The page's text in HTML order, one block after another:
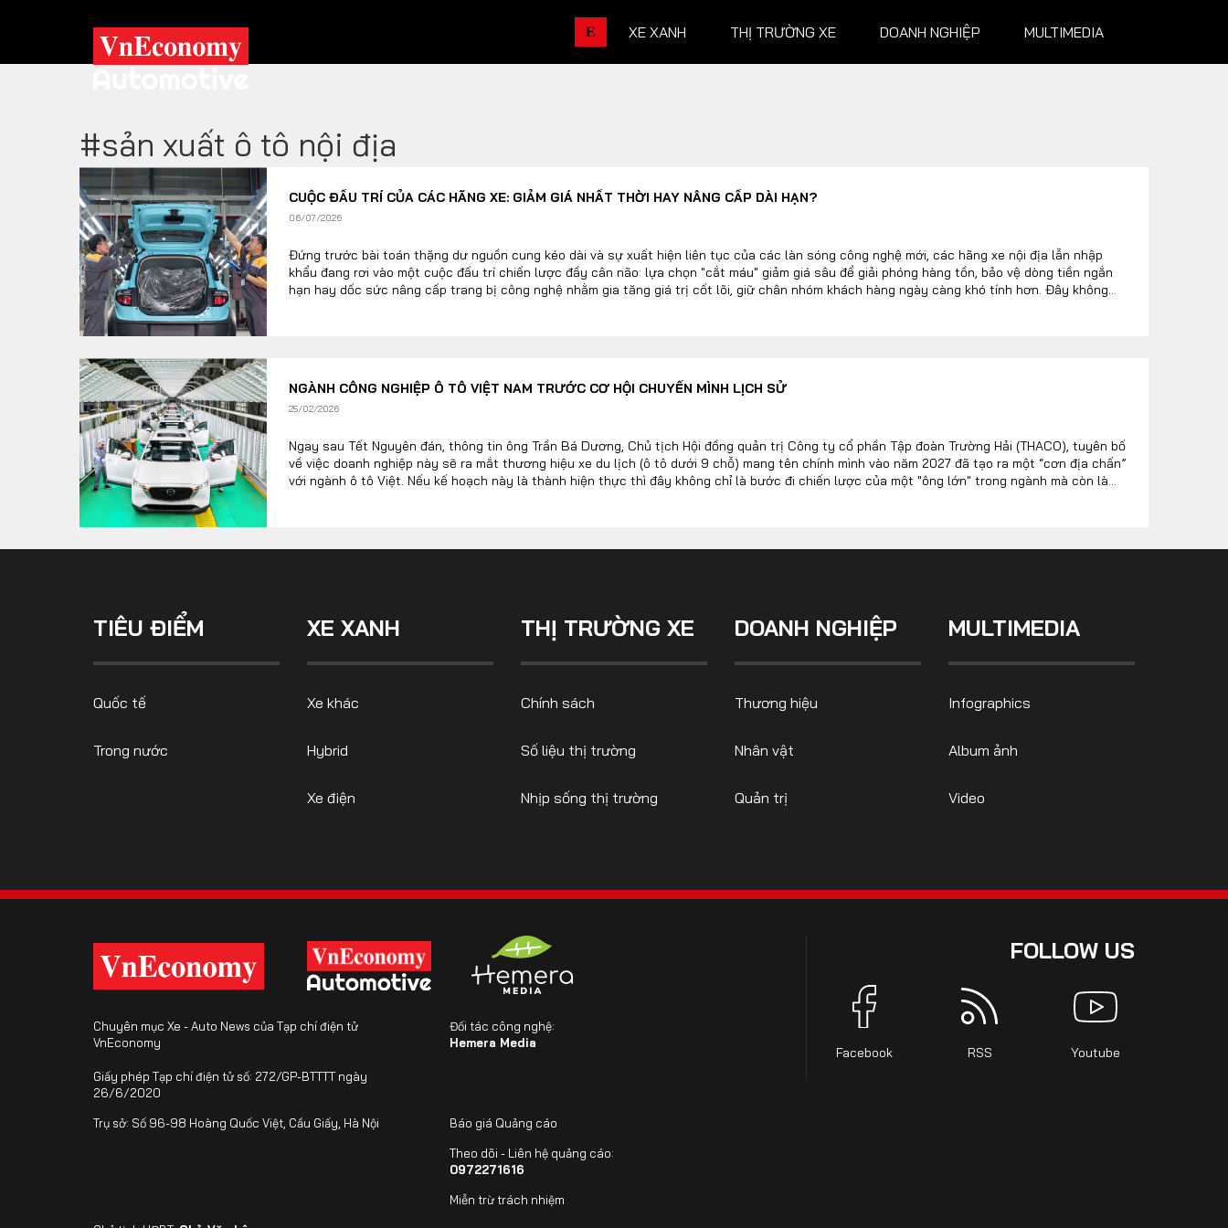
E XE XANH THỊ TRƯỜNG XE DOANH NGHIỆP MULTIMEDIA
Trang chủ
Tiêu điểm
XE XANH
Xe khác
Hybrid
Xe điện
Số liệu thị trường
Nhịp sống thị trường
Nhân vật
Quản trị
Album ảnh
Video
TRA CỨU XE
HÃNG XE MODEL DÒNG XE
FOLLOW US CONTACT US
ngocvu.vneconomy@gmail.com
#sản xuất ô tô nội địa
CUỘC ĐẤU TRÍ CỦA CÁC HÃNG XE: GIẢM GIÁ NHẤT THỜI HAY NÂNG CẤP DÀI HẠN?
06/07/2026
Đứng trước bài toán thặng dư nguồn cung kéo dài và sự xuất hiện liên tục của các làn sóng công nghệ mới, các hãng xe nội địa lẫn nhập
khẩu đang rơi vào một cuộc đấu trí chiến lược đầy cân não: lựa chọn "cắt máu" giảm giá sâu để giải phóng hàng tồn, bảo vệ dòng tiền ngắn
hạn hay dốc sức nâng cấp trang bị công nghệ nhằm gia tăng giá trị cốt lõi, giữ chân nhóm khách hàng ngày càng khó tính hơn. Đây không
NGÀNH CÔNG NGHIỆP Ô TÔ VIỆT NAM TRƯỚC CƠ HỘI CHUYỂN MÌNH LỊCH SỬ
25/02/2026
Ngay sau Tết Nguyên đán, thông tin ông Trần Bá Dương, Chủ tịch Hội đồng quản trị Công ty cổ phần Tập đoàn Trường Hải (THACO), tuyên bố
về việc doanh nghiệp này sẽ ra mắt thương hiệu xe du lịch (ô tô dưới 9 chỗ) mang tên chính mình vào năm 2027 đã tạo ra một “cơn địa chấn”
với ngành ô tô Việt. Nếu kế hoạch này là thành hiện thực thì đây không chỉ là bước đi chiến lược của một "ông lớn" trong ngành mà còn là
TIÊU ĐIỂM
Quốc tế
Trong nước
XE XANH
Xe khác
Hybrid
Xe điện
THỊ TRƯỜNG XE
Chính sách
Số liệu thị trường
Nhịp sống thị trường
DOANH NGHIỆP
Thương hiệu
Nhân vật
Quản trị
MULTIMEDIA
Infographics
Album ảnh
Video
Chuyên mục Xe - Auto News của Tạp chí điện tử
VnEconomy
Giấy phép Tạp chí điện tử số: 272/GP-BTTTT ngày
26/6/2020
Đối tác công nghệ:
Hemera Media
Trụ sở: Số 96-98 Hoàng Quốc Việt, Cầu Giấy, Hà Nội Báo giá Quảng cáo
Theo dõi - Liên hệ quảng cáo:
0972271616
Miễn trừ trách nhiệm
FOLLOW US
Facebook RSS Youtube